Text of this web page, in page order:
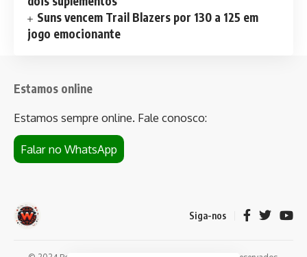
Suns vencem Trail Blazers por 130 a 125 em
jogo emocionante
Estamos online
Estamos sempre online. Fale conosco:
Falar no WhatsApp
Siga-nos